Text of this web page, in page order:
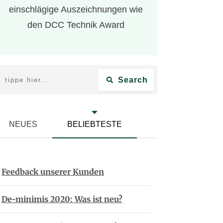
einschlägige Auszeichnungen wie
den DCC Technik Award
Search
NEUES BELIEBTESTE
Feedback unserer Kunden
De-minimis 2020: Was ist neu?